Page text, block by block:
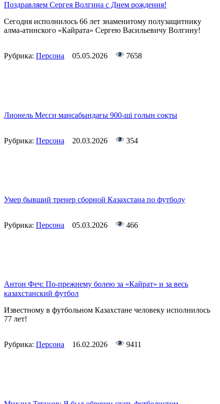
Поздравляем Сергея Волгина с Днем рождения!
Сегодня исполнилось 66 лет знаменитому полузащитнику
алма-атинского «Кайрата» Сергею Васильевичу Волгину!
Рубрика: Персона 05.05.2026 7658
Лионель Месси мансабындағы 900-ші голын соқты
Рубрика: Персона 20.03.2026 354
Умер бывший тренер сборной Казахстана по футболу
Рубрика: Персона 05.03.2026 466
Антон Феч: По-прежнему болею за «Кайрат» и за весь
казахстанский футбол
Известному в футбольном Казахстане человеку исполнилось
77 лет!
Рубрика: Персона 16.02.2026 9411